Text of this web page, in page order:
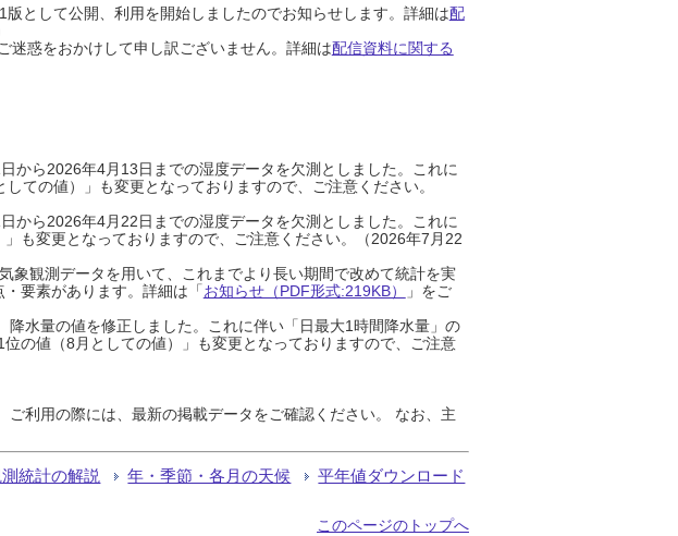
として公開、利用を開始しましたのでお知らせします。詳細は配
迷惑をおかけして申し訳ございません。詳細は配信資料に関する
から2026年4月13日までの湿度データを欠測としました。これに
ての値）」も変更となっておりますので、ご注意ください。
から2026年4月22日までの湿度データを欠測としました。これに
も変更となっておりますので、ご注意ください。（2026年7月22
象観測データを用いて、これまでより長い期間で改めて統計を実
要素があります。詳細は「お知らせ（PDF形式:219KB）
」をご
水量の値を修正しました。これに伴い「日最大1時間降水量」の
の値（8月としての値）」も変更となっておりますので、ご注意
利用の際には、最新の掲載データをご確認ください。 なお、主
統計の解説 年・季節・各月の天候 平年値ダウンロード
このページのトップへ